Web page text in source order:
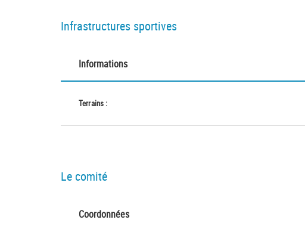
Infrastructures sportives
Informations
Terrains :
Le comité
Coordonnées